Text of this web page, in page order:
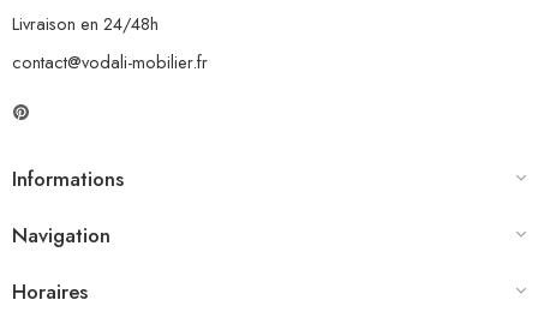
Livraison en 24/48h
contact@vodali-mobilier.fr
Informations
Navigation
Horaires